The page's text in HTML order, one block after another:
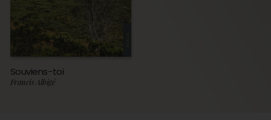
Souviens-toi
Francis Albigé